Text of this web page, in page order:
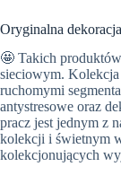
Oryginalna
🤩 Takich
sieciowym. Kolekcja
ruchomymi
antystresowe oraz
pracz jest jednym z
kolekcji i świetnym
kolekcjonujących